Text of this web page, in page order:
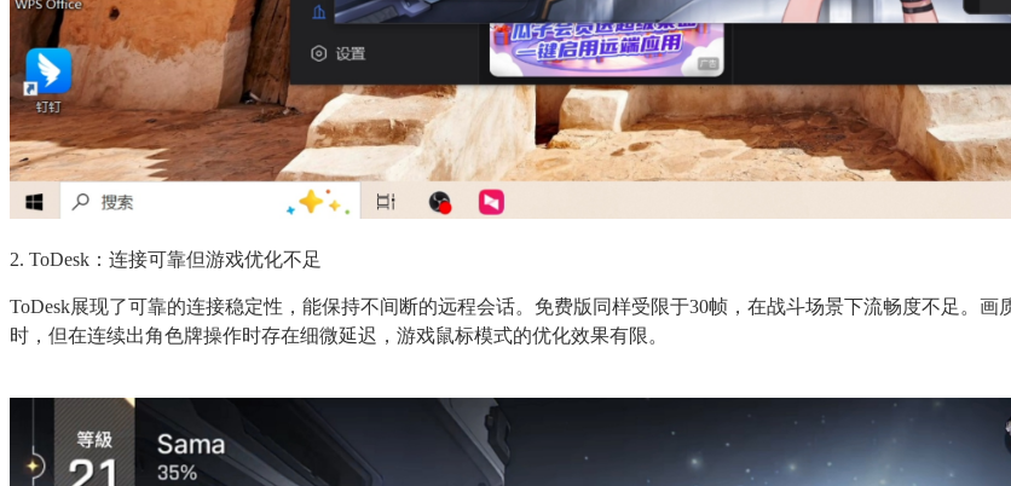
2. ToDesk：连接可靠但游戏优化不足
ToDesk展现了可靠的连接稳定性，能保持不间断的远程会话。免费版同样受限于30帧，在战斗场景下流畅度不足。
时，但在连续出角色牌操作时存在细微延迟，游戏鼠标模式的优化效果有限。